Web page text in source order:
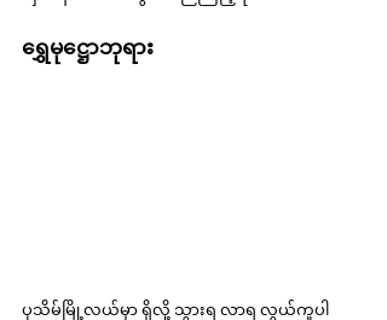
ရွှေမုဋ္ဌောဘုရား
ပုသိမ်မြို့လယ်မှာ ရှိလို့ သွားရ လာရ လွယ်ကူပါ